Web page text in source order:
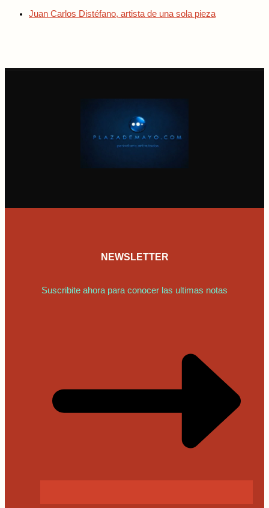
Juan Carlos Distéfano, artista de una sola pieza
NEWSLETTER
Suscribite ahora para conocer las ultimas notas